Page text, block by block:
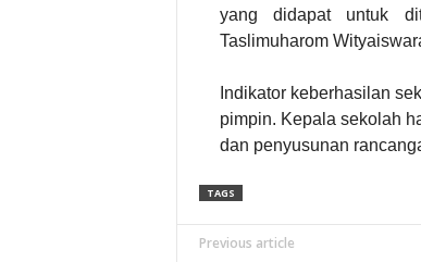
yang didapat untuk
Taslimuharom
Indikator keberhasilan
pimpin. Kepala sekolah
dan penyusunan
TAGS
Previous article